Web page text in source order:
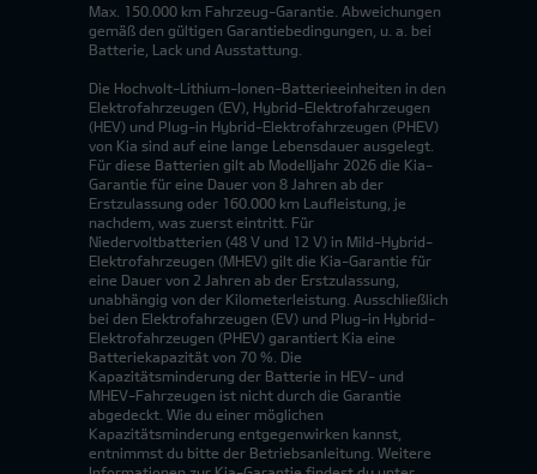
Max. 150.000 km Fahrzeug-Garantie. Abweichungen
gemäß den gültigen Garantiebedingungen, u. a. bei
Batterie, Lack und Ausstattung.
Die Hochvolt-Lithium-Ionen-Batterieeinheiten in den
Elektrofahrzeugen (EV), Hybrid-Elektrofahrzeugen
(HEV) und Plug-in Hybrid-Elektrofahrzeugen (PHEV)
von Kia sind auf eine lange Lebensdauer ausgelegt.
Für diese Batterien gilt ab Modelljahr 2026 die Kia-
Garantie für eine Dauer von 8 Jahren ab der
Erstzulassung oder 160.000 km Laufleistung, je
nachdem, was zuerst eintritt. Für
Niedervoltbatterien (48 V und 12 V) in Mild-Hybrid-
Elektrofahrzeugen (MHEV) gilt die Kia-Garantie für
eine Dauer von 2 Jahren ab der Erstzulassung,
unabhängig von der Kilometerleistung. Ausschließlich
bei den Elektrofahrzeugen (EV) und Plug-in Hybrid-
Elektrofahrzeugen (PHEV) garantiert Kia eine
Batteriekapazität von 70 %. Die
Kapazitätsminderung der Batterie in HEV- und
MHEV-Fahrzeugen ist nicht durch die Garantie
abgedeckt. Wie du einer möglichen
Kapazitätsminderung entgegenwirken kannst,
entnimmst du bitte der Betriebsanleitung. Weitere